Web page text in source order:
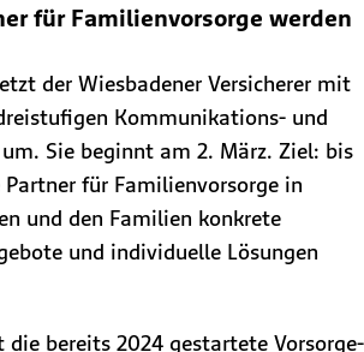
für Familienvorsorge werden
der Wiesbadener Versicherer mit
Kommunikations- und
Sie beginnt am 2. März. Ziel: bis
für Familienvorsorge in
und den Familien konkrete
und individuelle Lösungen
die bereits 2024 gestartete Vorsorge-